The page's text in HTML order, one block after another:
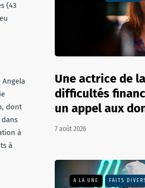
(43
dont
à
à
Une actrice de
difficultés
un appel aux
7 août 2026
A LA UNE FAITS